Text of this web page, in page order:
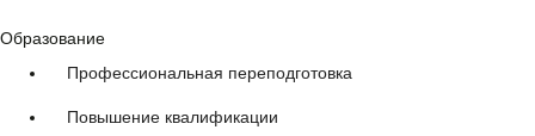
Образование
Профессиональная переподготовка
Повышение квалификации